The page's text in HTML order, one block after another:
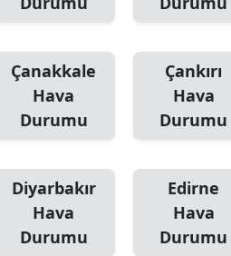
Çanakkale
Hava
Durumu
Çankırı
Hava
Durumu
Diyarbakır
Hava
Durumu
Edirne
Hava
Durumu